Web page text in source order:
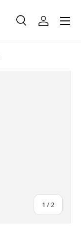
Caută
Meniu
1 / din
2